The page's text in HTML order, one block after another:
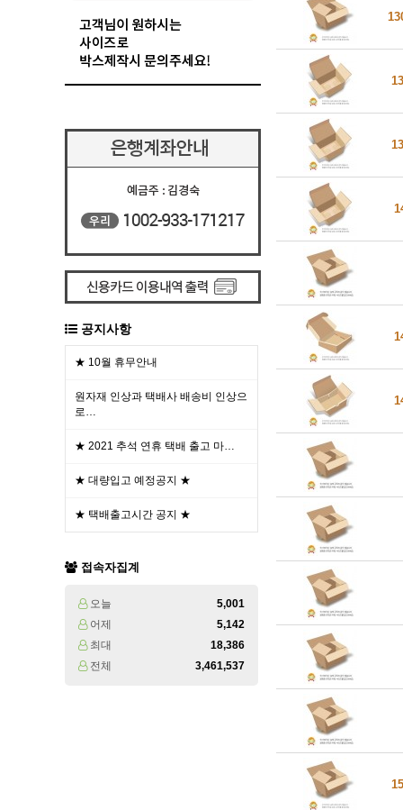
공지사항
★ 10월 휴무안내
원자재 인상과 택배사 배송비 인상으
로…
★ 2021 추석 연휴 택배 출고 마…
★ 대량입고 예정공지 ★
★ 택배출고시간 공지 ★
접속자집계
오늘
5,001
어제
5,142
최대
18,386
전체
3,461,537